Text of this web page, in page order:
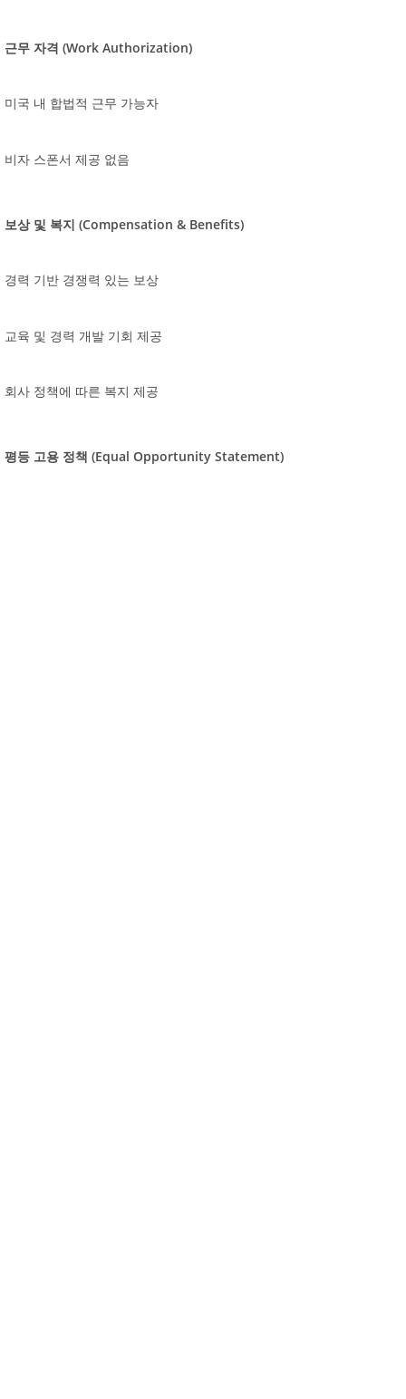
근무 자격 (Work Authorization)
미국 내 합법적 근무 가능자
비자 스폰서 제공 없음
보상 및 복지 (Compensation & Benefits)
경력 기반 경쟁력 있는 보상
교육 및 경력 개발 기회 제공
회사 정책에 따른 복지 제공
평등 고용 정책 (Equal Opportunity Statement)